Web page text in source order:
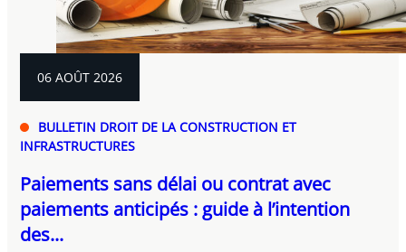
06 AOÛT 2026
BULLETIN DROIT DE LA CONSTRUCTION ET
INFRASTRUCTURES
Paiements sans délai ou contrat avec
paiements anticipés : guide à l’intention
des...